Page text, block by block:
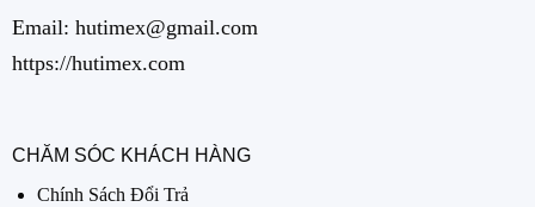
Email: hutimex@gmail.com
https://hutimex.com
CHĂM SÓC KHÁCH HÀNG
Chính Sách Đổi Trả